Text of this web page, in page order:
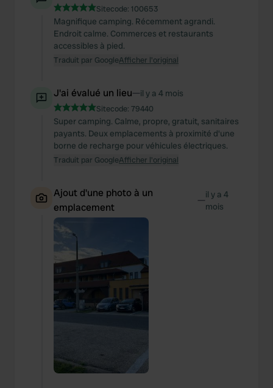
Sitecode: 100653
Magnifique camping. Récemment agrandi.
Endroit calme. Commerces et restaurants
accessibles à pied.
Traduit par GoogleAfficher l'original
J'ai évalué un lieu—il y a 4 mois
Sitecode: 79440
Super camping. Calme, propre, gratuit, sanitaires
payants. Deux emplacements à proximité d'une
borne de recharge pour véhicules électriques.
Traduit par GoogleAfficher l'original
Ajout d'une photo à un
emplacement
—il y a 4
mois